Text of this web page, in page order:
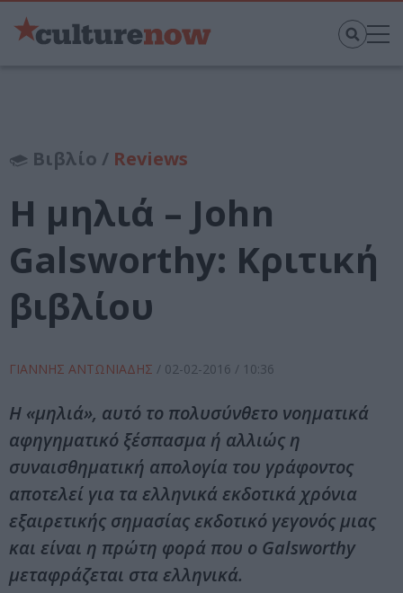
Βιβλίο / Reviews
Η μηλιά – John
Galsworthy: Κριτική
βιβλίου
ΓΙΑΝΝΗΣ ΑΝΤΩΝΙΑΔΗΣ / 02-02-2016 / 10:36
Η «μηλιά», αυτό το πολυσύνθετο νοηματικά
αφηγηματικό ξέσπασμα ή αλλιώς η
συναισθηματική απολογία του γράφοντος
αποτελεί για τα ελληνικά εκδοτικά χρόνια
εξαιρετικής σημασίας εκδοτικό γεγονός μιας
και είναι η πρώτη φορά που ο Galsworthy
μεταφράζεται στα ελληνικά.